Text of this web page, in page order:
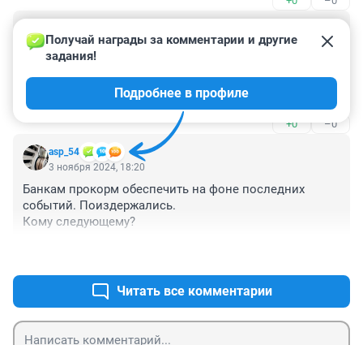
4 ноября 2024, 18:14
ставкой походу те же самые управляют, что и
заголовки на нгс пишут. Не было никаких кредитов
раньше для широких масс, они только после 2005
начали приходить более менее.
+0 –0
asp_54
Получай награды за комментарии и другие
задания!
Подробнее в профиле
3 ноября 2024, 18:20
Банкам прокорм обеспечить на фоне последних
событий. Поиздержались.
Кому следующему?
Читать все комментарии